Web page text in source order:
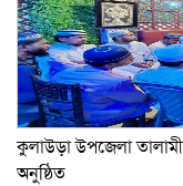
কুলাউড়া উপজেলা
অনুষ্ঠিত